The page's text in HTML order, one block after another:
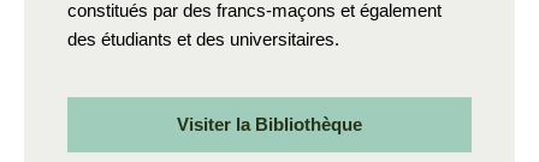
constitués par des francs-maçons et également
des étudiants et des universitaires.
Visiter la Bibliothèque